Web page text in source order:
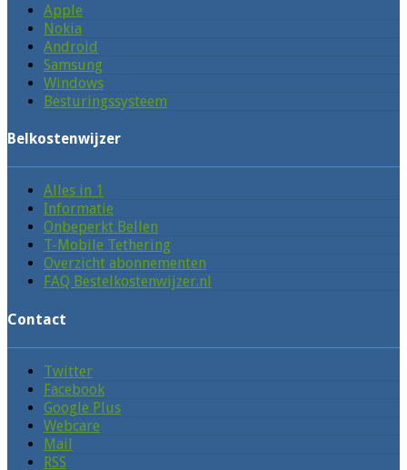
Apple
Nokia
Android
Samsung
Windows
Besturingssysteem
Belkostenwijzer
Alles in 1
Informatie
Onbeperkt Bellen
T-Mobile Tethering
Overzicht abonnementen
FAQ Bestelkostenwijzer.nl
Contact
Twitter
Facebook
Google Plus
Webcare
Mail
RSS